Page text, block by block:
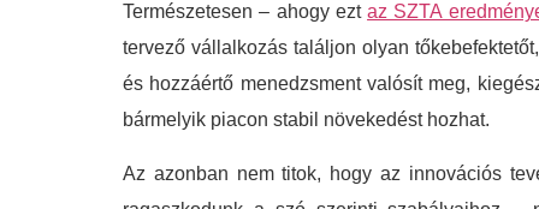
Természetesen – ahogy eztaz SZTA
tervező vállalkozás találjon olyan
és hozzáértő menedzsment valósít meg,
bármelyik piacon stabil növekedést hozhat.
Az azonban nem titok, hogy az innovációs